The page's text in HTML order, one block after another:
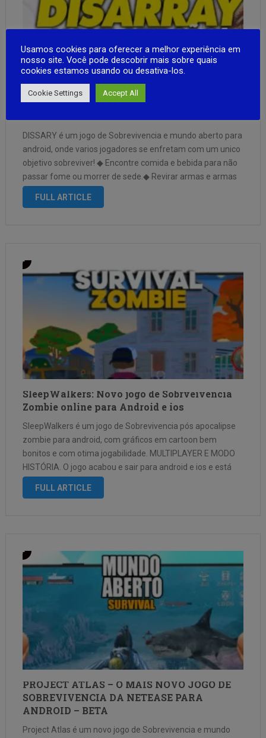
DISARRAY (DayZ Mobile) NOVA VERSÃO
DISSARY é um jogo de Sobrevivencia e mundo aberto para
android, onde varios jogadores se enfretam com um unico
objetivo sobreviver! ◆ Encontre comida e bebida para não
passar fome ou morrer de sede.◆ Revirar armas e armas
para se proteger de bandidos.◆ Explore o ambiente …
FULL ARTICLE
SleepWalkers: Novo jogo de Sobrveivencia
Zombie online para Android e ios
SleepWalkers é um jogo de Sobrevivencia pós apocalipse
zombie para android, com gráficos em cartoon bem
bonitos e com otima jogabilidade. MULTIPLAYER E MODO
HISTÓRIA. O jogo acabou e sair para android e ios e está
disponivel para download, existe missões offline sem uma
FULL ARTICLE
PROJECT ATLAS – O MAIS NOVO JOGO DE
SOBREVIVENCIA DA NETEASE PARA
ANDROID – BETA
Project Atlas é um novo jogo de Sobrevivencia e mundo
Usamos cookies para oferecer a melhor experiência em
nosso site. Você pode descobrir mais sobre quais
cookies estamos usando ou desativa-los.
Cookie Settings Accept All